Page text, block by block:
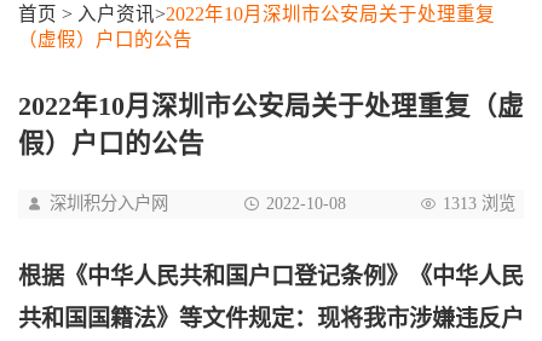
首页 > 入户资讯>2022年10月深圳市公安局关于处理重复
（虚假）户口的公告
2022年10月深圳市公安局关于处理重复（虚
假）户口的公告
深圳积分入户网 2022-10-08 1313 浏览
根据《中华人民共和国户口登记条例》《中华人民
共和国国籍法》等文件规定：现将我市涉嫌违反户